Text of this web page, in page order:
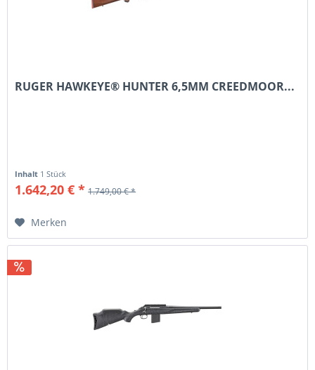
RUGER HAWKEYE® HUNTER 6,5MM CREEDMOOR...
Inhalt 1 Stück
1.642,20 € * 1.749,00 € *
Merken